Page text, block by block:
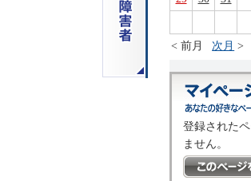
< 前月 次月 >
登録された
ません。